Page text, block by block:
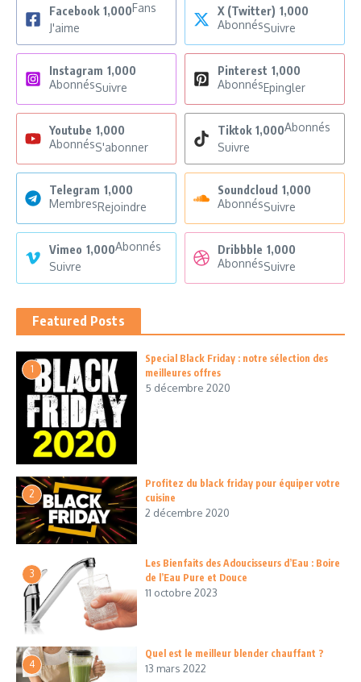
Facebook 1,000Fans
J'aime
X (Twitter) 1,000
AbonnésSuivre
Instagram 1,000
AbonnésSuivre
Pinterest 1,000
AbonnésEpingler
Youtube 1,000
AbonnésS'abonner
Tiktok 1,000Abonnés
Suivre
Telegram 1,000
MembresRejoindre
Soundcloud 1,000
AbonnésSuivre
Vimeo 1,000Abonnés
Suivre
Dribbble 1,000
AbonnésSuivre
Featured Posts
1
Special Black Friday : notre sélection des
meilleures offres
5 décembre 2020
2
Profitez du black friday pour équiper votre
cuisine
2 décembre 2020
3
Les Bienfaits des Adoucisseurs d’Eau : Boire
de l’Eau Pure et Douce
11 octobre 2023
4
Quel est le meilleur blender chauffant ?
13 mars 2022